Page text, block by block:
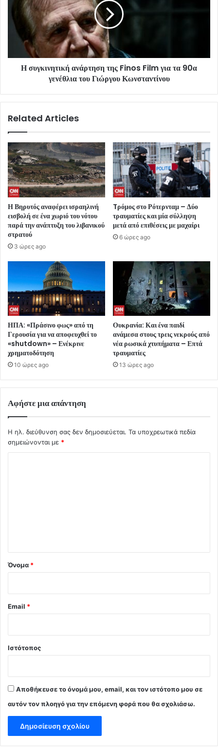
Η συγκινητική ανάρτηση της Finos Film για τα 90α
γενέθλια του Γιώργου Κωνσταντίνου
Related Articles
Η Βηρυτός αναφέρει ισραηλινή
εισβολή σε ένα χωριό του νότου
παρά την ανάπτυξη του λιβανικού
στρατού
3 ώρες ago
Tρόμος στο Ρότερνταμ – Δύο
τραυματίες και μία σύλληψη
μετά από επιθέσεις με μαχαίρι
6 ώρες ago
ΗΠΑ: «Πράσινο φως» από τη
Γερουσία για να αποφευχθεί το
«shutdown» – Ενέκρινε
χρηματοδότηση
10 ώρες ago
Ουκρανία: Και ένα παιδί
ανάμεσα στους τρεις νεκρούς από
νέα ρωσικά χτυπήματα – Επτά
τραυματίες
13 ώρες ago
Αφήστε μια απάντηση
Η ηλ. διεύθυνση σας δεν δημοσιεύεται. Τα υποχρεωτικά πεδία
σημειώνονται με *
Όνομα *
Email *
Ιστότοπος
Αποθήκευσε το όνομά μου, email, και τον ιστότοπο μου σε
αυτόν τον πλοηγό για την επόμενη φορά που θα σχολιάσω.